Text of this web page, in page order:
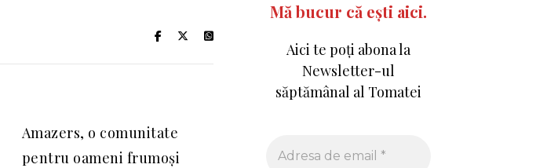
Amazers, o comunitate
pentru oameni frumoși
Mă bucur că ești aici.
Aici te poți abona la
Newsletter-ul
săptămânal al Tomatei